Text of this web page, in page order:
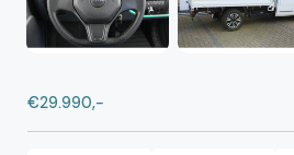
€29.990,-